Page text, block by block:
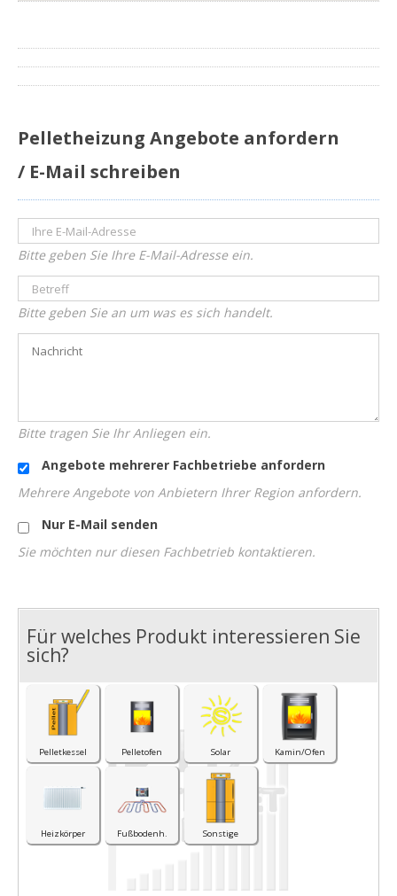
Pelletheizung Angebote anfordern
/ E-Mail schreiben
Bitte geben Sie Ihre E-Mail-Adresse ein.
Bitte geben Sie an um was es sich handelt.
Bitte tragen Sie Ihr Anliegen ein.
Angebote mehrerer Fachbetriebe anfordern
Mehrere Angebote von Anbietern Ihrer Region anfordern.
Nur E-Mail senden
Sie möchten nur diesen Fachbetrieb kontaktieren.
Für welches Produkt interessieren Sie
sich?
Pelletkessel Pelletofen Solar Kamin/Ofen
Heizkörper Fußbodenh. Sonstige